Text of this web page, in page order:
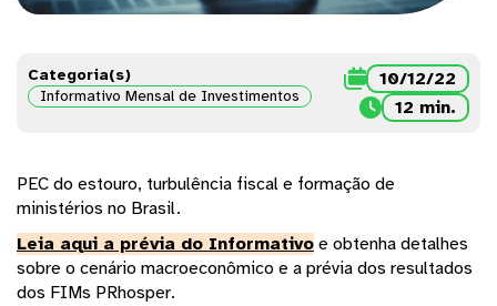
Categoria(s)
Informativo Mensal de Investimentos
 10/12/22
 12 min.
PEC do estouro, turbulência fiscal e formação de
ministérios no Brasil.
Leia aqui a prévia do Informativo e obtenha detalhes
sobre o cenário macroeconômico e a prévia dos resultados
dos FIMs PRhosper.